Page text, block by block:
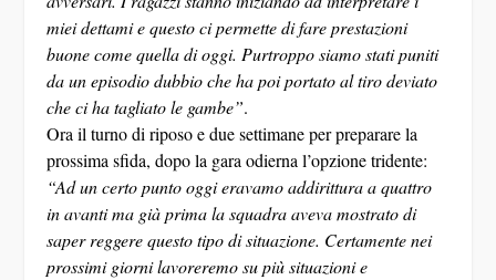
miei dettami e questo ci permette di fare prestazioni
buone come quella di oggi. Purtroppo siamo stati puniti
da un episodio dubbio che ha poi portato al tiro deviato
che ci ha tagliato le gambe”.
Ora il turno di riposo e due settimane per preparare la
prossima sfida, dopo la gara odierna l’opzione tridente:
“Ad un certo punto oggi eravamo addirittura a quattro
in avanti ma già prima la squadra aveva mostrato di
saper reggere questo tipo di situazione. Certamente nei
prossimi giorni lavoreremo su più situazioni e